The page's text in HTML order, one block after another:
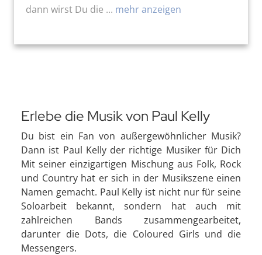
dann wirst Du die ... mehr anzeigen
Erlebe die Musik von Paul Kelly
Du bist ein Fan von außergewöhnlicher Musik?
Dann ist Paul Kelly der richtige Musiker für Dich
Mit seiner einzigartigen Mischung aus Folk, Rock
und Country hat er sich in der Musikszene einen
Namen gemacht. Paul Kelly ist nicht nur für seine
Soloarbeit bekannt, sondern hat auch mit
zahlreichen Bands zusammengearbeitet,
darunter die Dots, die Coloured Girls und die
Messengers.